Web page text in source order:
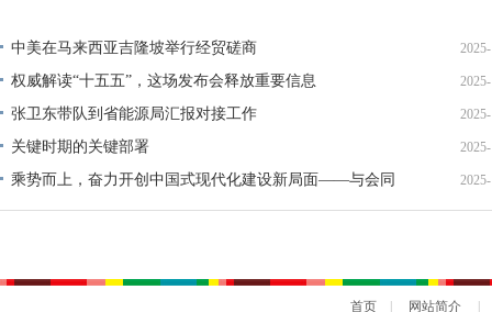
中美在马来西亚吉隆坡举行经贸磋商
权威解读“十五五”，这场发布会释放重要信息
张卫东带队到省能源局汇报对接工作
关键时期的关键部署
乘势而上，奋力开创中国式现代化建设新局面——与会同
志谈贯彻落实党的二十届四中全会精神